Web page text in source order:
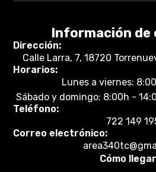
Información
Dirección:
Calle Larra, 7, 18720
Horarios:
Lunes a viernes:
Sábado y domingo: 8:00h -
Teléfono:
722 149
Correo electrónico:
Cómo llegar